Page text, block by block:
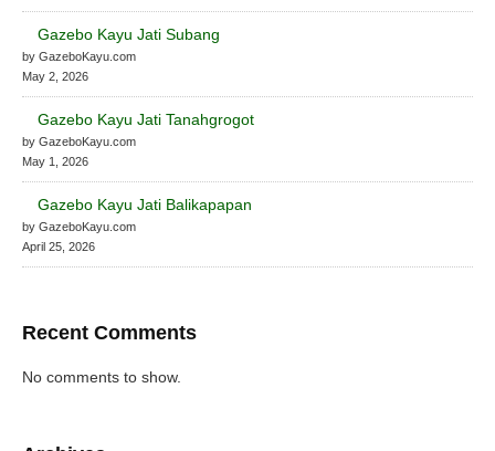
Gazebo Kayu Jati Subang
by GazeboKayu.com
May 2, 2026
Gazebo Kayu Jati Tanahgrogot
by GazeboKayu.com
May 1, 2026
Gazebo Kayu Jati Balikapapan
by GazeboKayu.com
April 25, 2026
Recent Comments
No comments to show.